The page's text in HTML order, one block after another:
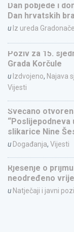
Dan pobjede i
Dan hrvatskih
u Iz ureda
Poziv za 15.
Grada Korčule
u Izdvojeno, Najava
Vijesti
Svečano
“Poslijepodneva
slikarice Nine
u Događanja, Vijesti
Rješenje o
neodređeno
u Natječaji i javni